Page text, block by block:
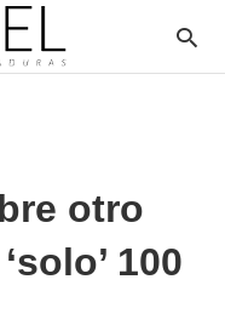
otro
100